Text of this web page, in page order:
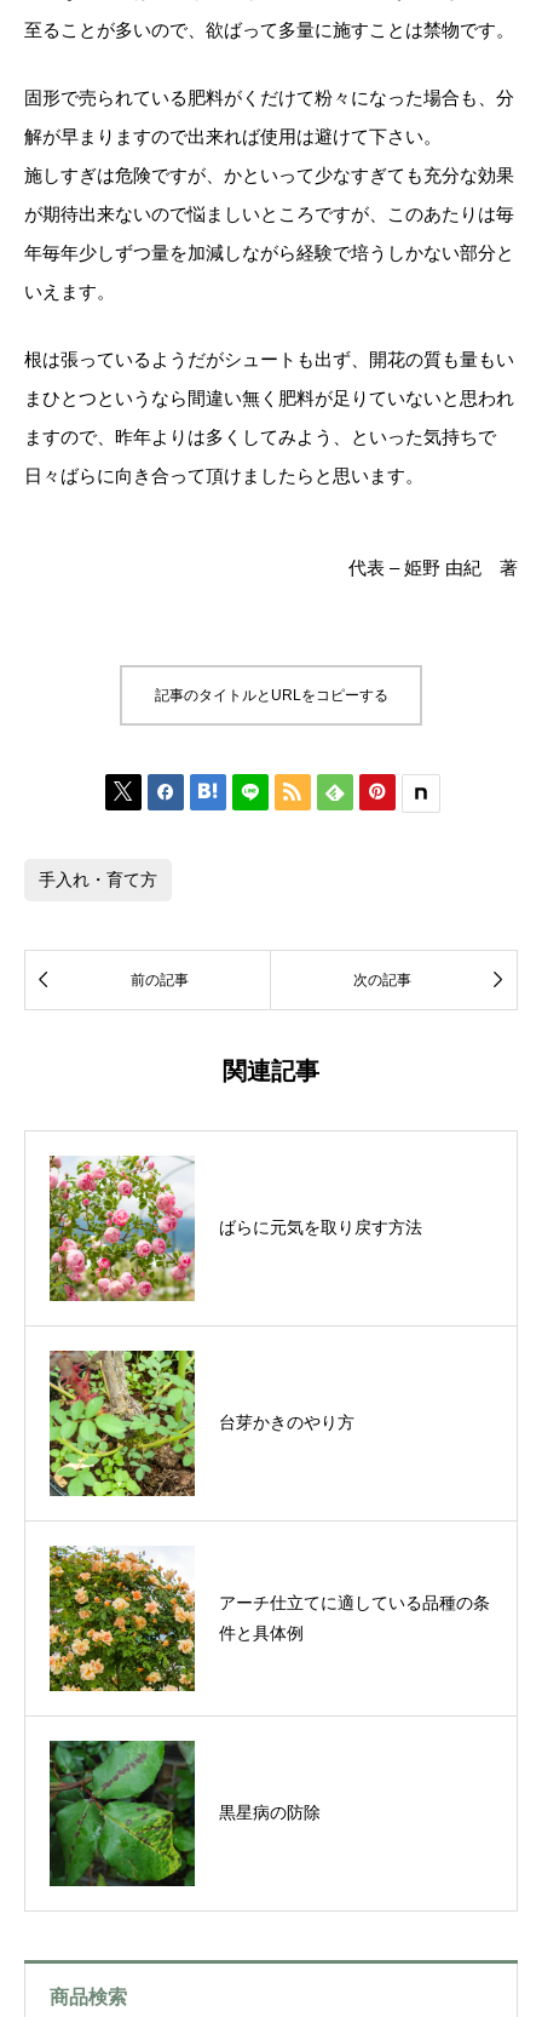
至ることが多いので、欲ばって多量に施すことは禁物です。
固形で売られている肥料がくだけて粉々になった場合も、分
解が早まりますので出来れば使用は避けて下さい。
施しすぎは危険ですが、かといって少なすぎても充分な効果
が期待出来ないので悩ましいところですが、このあたりは毎
年毎年少しずつ量を加減しながら経験で培うしかない部分と
いえます。
根は張っているようだがシュートも出ず、開花の質も量もい
まひとつというなら間違い無く肥料が足りていないと思われ
ますので、昨年よりは多くしてみよう、といった気持ちで
日々ばらに向き合って頂けましたらと思います。
代表 – 姫野 由紀 著
記事のタイトルとURLをコピーする
     
手入れ・育て方
 前の記事 次の記事 
関連記事
ばらに元気を取り戻す方法
台芽かきのやり方
アーチ仕立てに適している品種の条
件と具体例
黒星病の防除
商品検索